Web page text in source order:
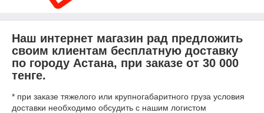
Наш интернет магазин рад предложить
своим клиентам бесплатную доставку
по городу Астана, при заказе от 30 000
тенге.
* при заказе тяжелого или крупногабаритного груза условия
доставки необходимо обсудить с нашим логистом